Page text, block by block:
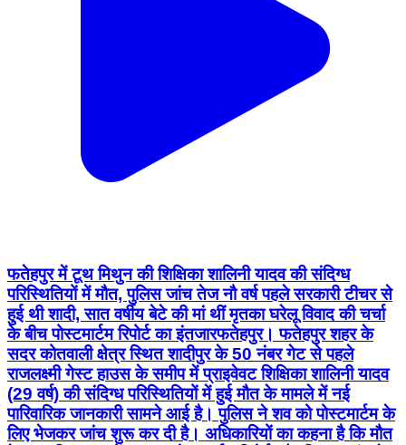
फतेहपुर में टूथ मिथुन की शिक्षिका शालिनी यादव की संदिग्ध
परिस्थितियों में मौत, पुलिस जांच तेज नौ वर्ष पहले सरकारी टीचर से
हुई थी शादी, सात वर्षीय बेटे की मां थीं मृतका घरेलू विवाद की चर्चा
के बीच पोस्टमार्टम रिपोर्ट का इंतजार ​फतेहपुर। फतेहपुर शहर के
सदर कोतवाली क्षेत्र स्थित शादीपुर के 50 नंबर गेट से पहले
राजलक्ष्मी गेस्ट हाउस के समीप में प्राइवेवट शिक्षिका शालिनी यादव
(29 वर्ष) की संदिग्ध परिस्थितियों में हुई मौत के मामले में नई
पारिवारिक जानकारी सामने आई है। पुलिस ने शव को पोस्टमार्टम के
लिए भेजकर जांच शुरू कर दी है। अधिकारियों का कहना है कि मौत